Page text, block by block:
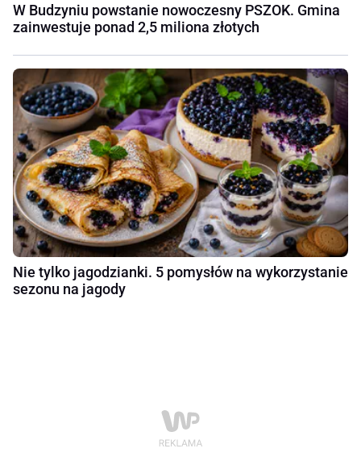
W Budzyniu powstanie nowoczesny PSZOK. Gmina
zainwestuje ponad 2,5 miliona złotych
Nie tylko jagodzianki. 5 pomysłów na wykorzystanie
sezonu na jagody